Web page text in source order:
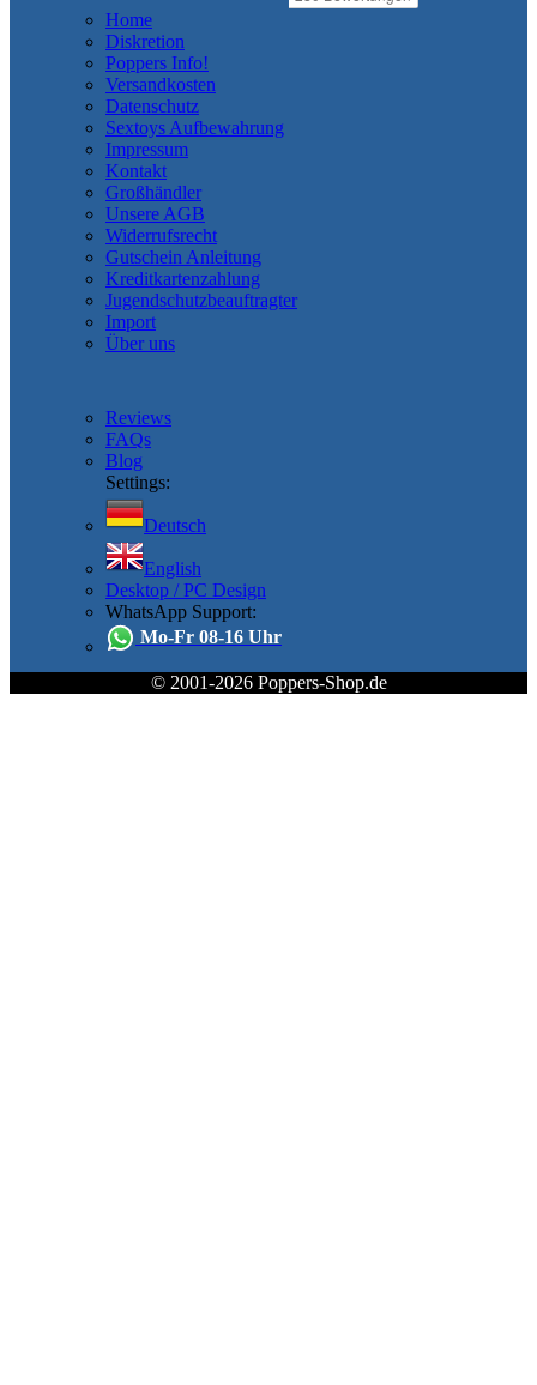
Home
Diskretion
Poppers Info!
Versandkosten
Datenschutz
Sextoys Aufbewahrung
Impressum
Kontakt
Großhändler
Unsere AGB
Widerrufsrecht
Gutschein Anleitung
Kreditkartenzahlung
Jugendschutzbeauftragter
Import
Über uns
Reviews
FAQs
Blog
Settings:
Deutsch
English
Desktop / PC Design
WhatsApp Support:
Mo-Fr 08-16 Uhr
© 2001-2026 Poppers-Shop.de